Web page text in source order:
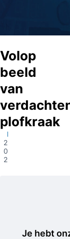
Zaken
Volop
beeld
van
plofkraak
Diemen
22-
02-
2022
Je hebt